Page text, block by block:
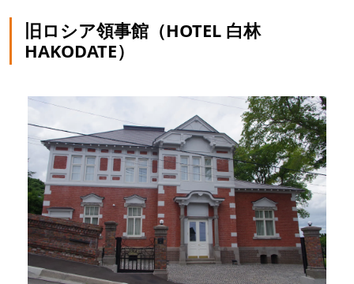
旧ロシア領事館（HOTEL 白林
HAKODATE）